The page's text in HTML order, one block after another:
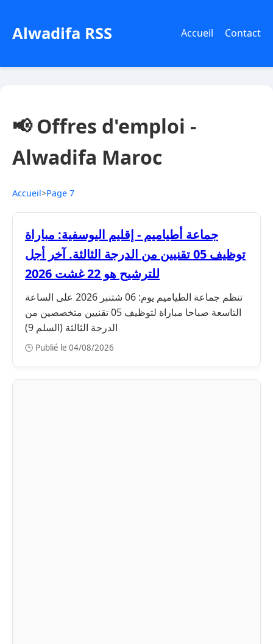
Alwadifa RSS Accueil Contact
📢 Offres d'emploi -
Alwadifa Maroc
Accueil>Page 7
جماعة أطياميم - إقليم اليوسفية: مباراة
توظيف 05 تقنيين من الدرجة الثالثة. آخر أجل
للترشيح هو 22 غشت 2026
تنظم جماعة الطياميم يوم: 06 شتنبر 2026 على الساعة
التاسعة صباحا مباراة لتوظيف 05 تقنيين متخصصين من
الدرجة الثالثة (السلم 9)
🕒 Publié le 04/08/2026